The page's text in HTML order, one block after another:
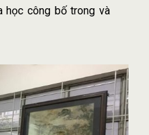
học công bố trong và